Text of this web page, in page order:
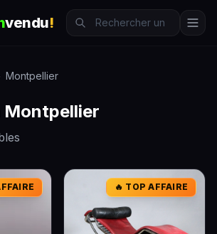
vendu!
Montpellier
Montpellier
🔥 TOP AFFAIRE